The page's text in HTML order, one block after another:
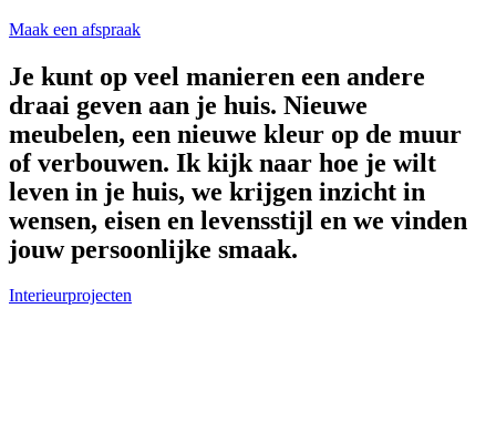
Maak een afspraak
Je kunt op veel manieren een andere
draai geven aan je huis. Nieuwe
meubelen, een nieuwe kleur op de muur
of verbouwen. Ik kijk naar hoe je wilt
leven in je huis, we krijgen inzicht in
wensen, eisen en levensstijl en we vinden
jouw persoonlijke smaak.
Interieurprojecten